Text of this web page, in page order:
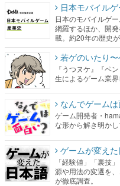
日本モバイル
日本のモバイルゲ
網羅するほか、開
載。約20年の歴史
若ゲのいたり
『うつヌケ』『ペ
生によるゲーム業界
なんでゲームは
ゲーム開発者・
な形から解き明か
ゲームが変え
「経験値」「裏技
源や用法の変遷を
が徹底調査。